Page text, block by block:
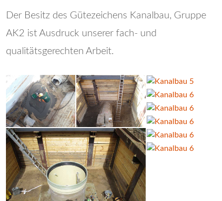
Der Besitz des Gütezeichens Kanalbau, Gruppe
AK2 ist Ausdruck unserer fach- und
qualitätsgerechten Arbeit.